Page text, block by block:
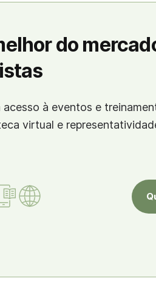
do
acesso à eventos e
virtual e